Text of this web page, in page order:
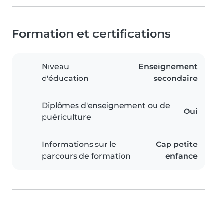
Formation et certifications
Niveau
d'éducation
Enseignement
secondaire
Diplômes d'enseignement ou de
puériculture
Oui
Informations sur le
parcours de formation
Cap petite
enfance